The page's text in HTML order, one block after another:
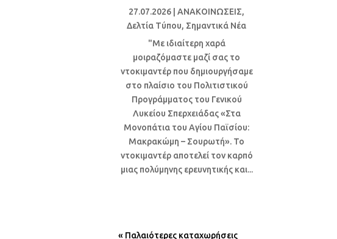
27.07.2026 |ΑΝΑΚΟΙΝΩΣΕΙΣ,
Δελτία Τύπου, Σημαντικά Νέα
"Με ιδιαίτερη χαρά
μοιραζόμαστε μαζί σας το
ντοκιμαντέρ που δημιουργήσαμε
στο πλαίσιο του Πολιτιστικού
Προγράμματος του Γενικού
Λυκείου Σπερχειάδας «Στα
Μονοπάτια του Αγίου Παϊσίου:
Μακρακώμη – Σουρωτή». Το
ντοκιμαντέρ αποτελεί τον καρπό
μιας πολύμηνης ερευνητικής και...
« Παλαιότερες καταχωρήσεις